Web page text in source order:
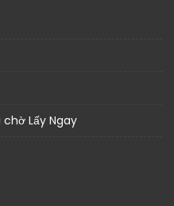
chờ Lấy Ngay